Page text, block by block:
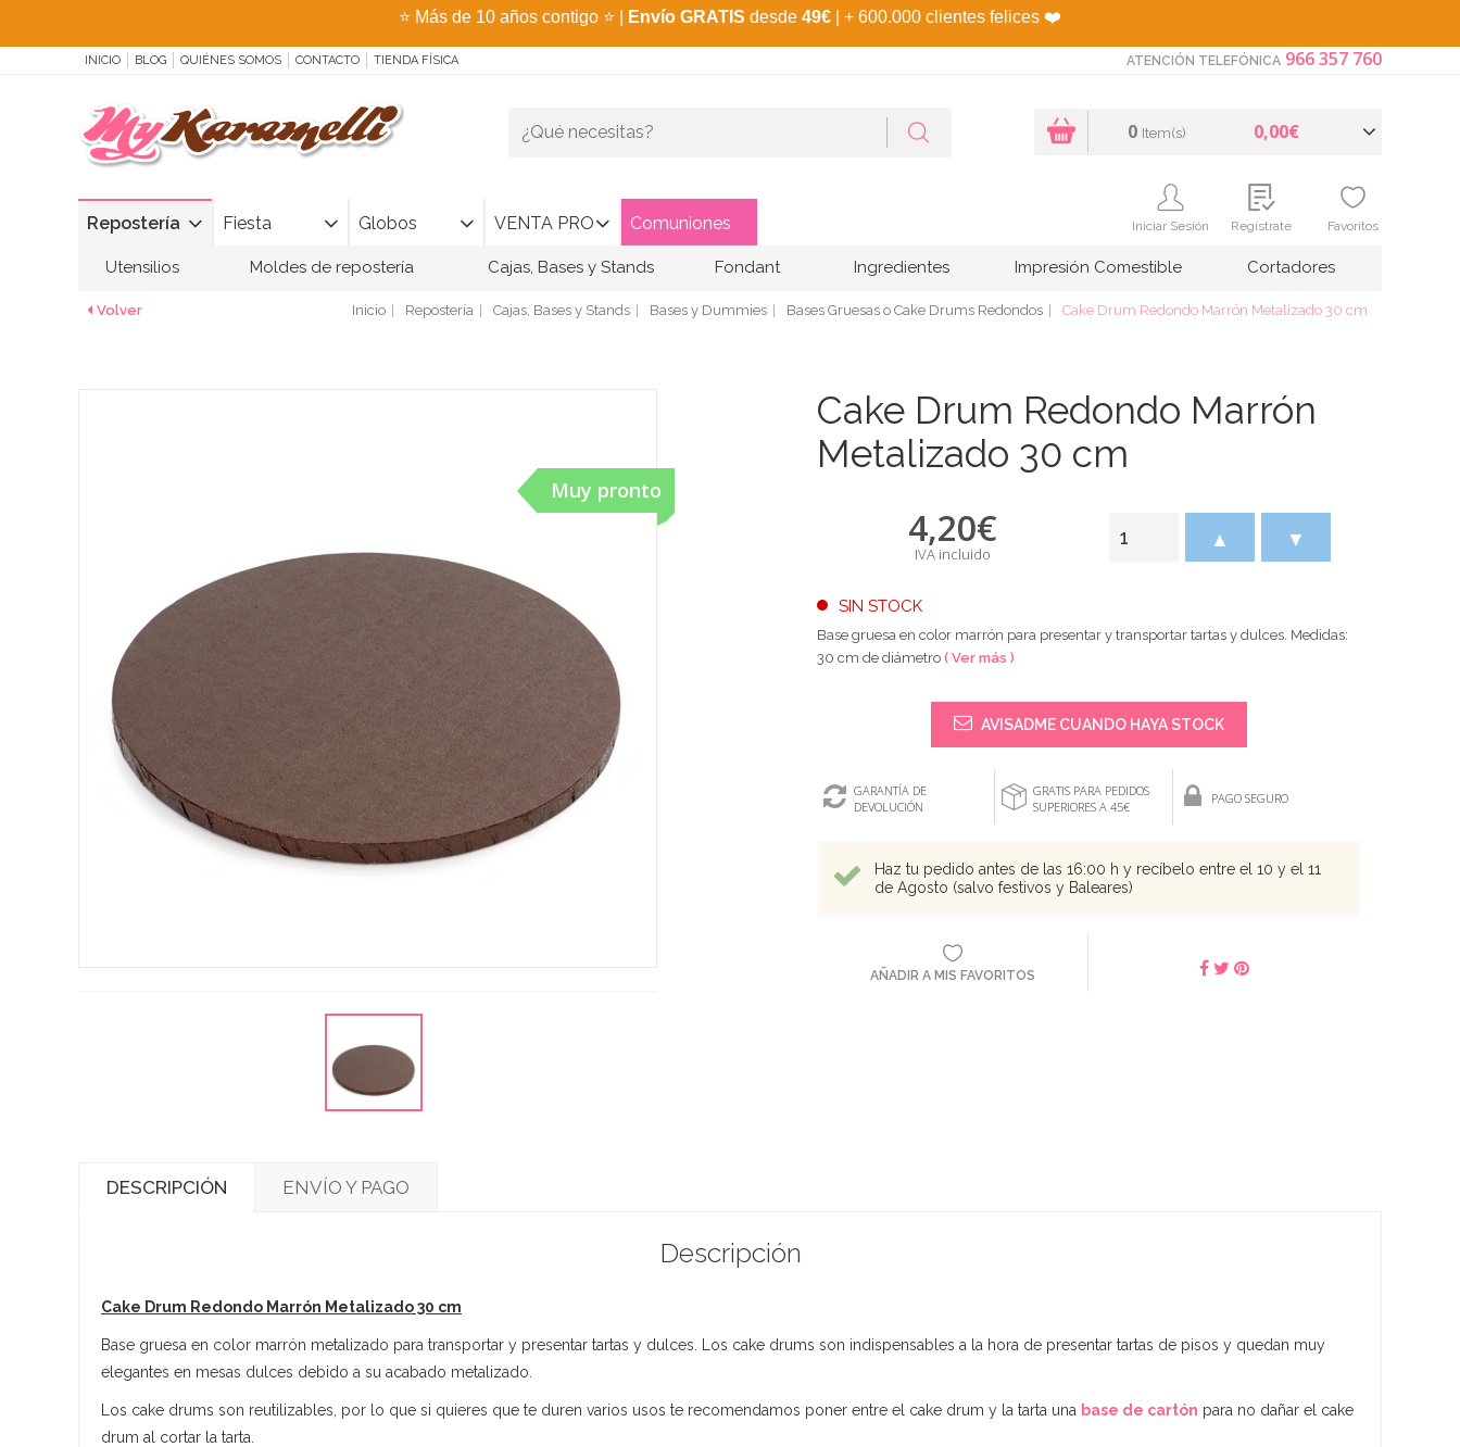
⭐ Más de 10 años contigo ⭐ Envío GRATIS desde 49€ | + 600.000 clientes felices ❤️
INICIO BLOG QUIÉNES SOMOS CONTACTO TIENDA FÍSICA ATENCIÓN TELEFÓNICA 966 357 760
Repostería Fiesta Globos VENTA PRO Comuniones
0 Item(s) 0,00€
Iniciar Sesión Regístrate Favoritos
Utensilios Moldes de repostería Cajas, Bases y Stands Fondant Ingredientes Impresión Comestible Cortadores
Volver Inicio Repostería Cajas, Bases y Stands Bases y Dummies Bases Gruesas o Cake Drums Redondos Cake Drum Redondo Marrón Metalizado 30 cm
Muy pronto
Cake Drum Redondo Marrón
Metalizado 30 cm
4,20€
IVA incluido
SIN STOCK
▲ ▼
Base gruesa en color marrón para presentar y transportar tartas y dulces. Medidas:
30 cm de diámetro ( Ver más )
AVISADME CUANDO HAYA STOCK
GARANTÍA DE
DEVOLUCIÓN
GRATIS PARA PEDIDOS
SUPERIORES A 45€
PAGO SEGURO
Haz tu pedido antes de las 16:00 h y recíbelo entre el 10 y el 11
de Agosto (salvo festivos y Baleares)
AÑADIR A MIS FAVORITOS
DESCRIPCIÓN ENVÍO Y PAGO
Descripción
Cake Drum Redondo Marrón Metalizado 30 cm
Base gruesa en color marrón metalizado para transportar y presentar tartas y dulces. Los cake drums son indispensables a la hora de presentar tartas de pisos y quedan muy
elegantes en mesas dulces debido a su acabado metalizado.
Los cake drums son reutilizables, por lo que si quieres que te duren varios usos te recomendamos poner entre el cake drum y la tarta una base de cartón para no dañar el cake
drum al cortar la tarta.